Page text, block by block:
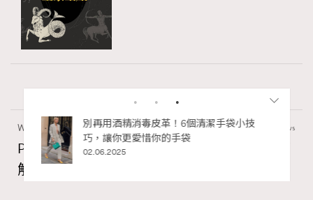
Wellness 22.06k views
PDRN功效是什麼？常用於麗珠蘭水光針？了
解PDRN成分及精華推薦
的顯
別再用酒精消毒皮革！6個清潔手袋小技
巧，讓你更愛惜你的手袋
02.06.2025